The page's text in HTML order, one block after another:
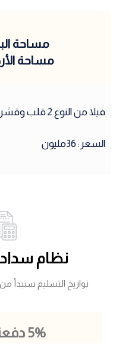
مساحة البناء
مساحة الأرض
فيلا من النوع 2 قلب وقشرة
السعر: 36مليون
نظام
تواريخ التسليم ستبدأ من 2026 و 2027 و 2028
5% دفعة أولى ​